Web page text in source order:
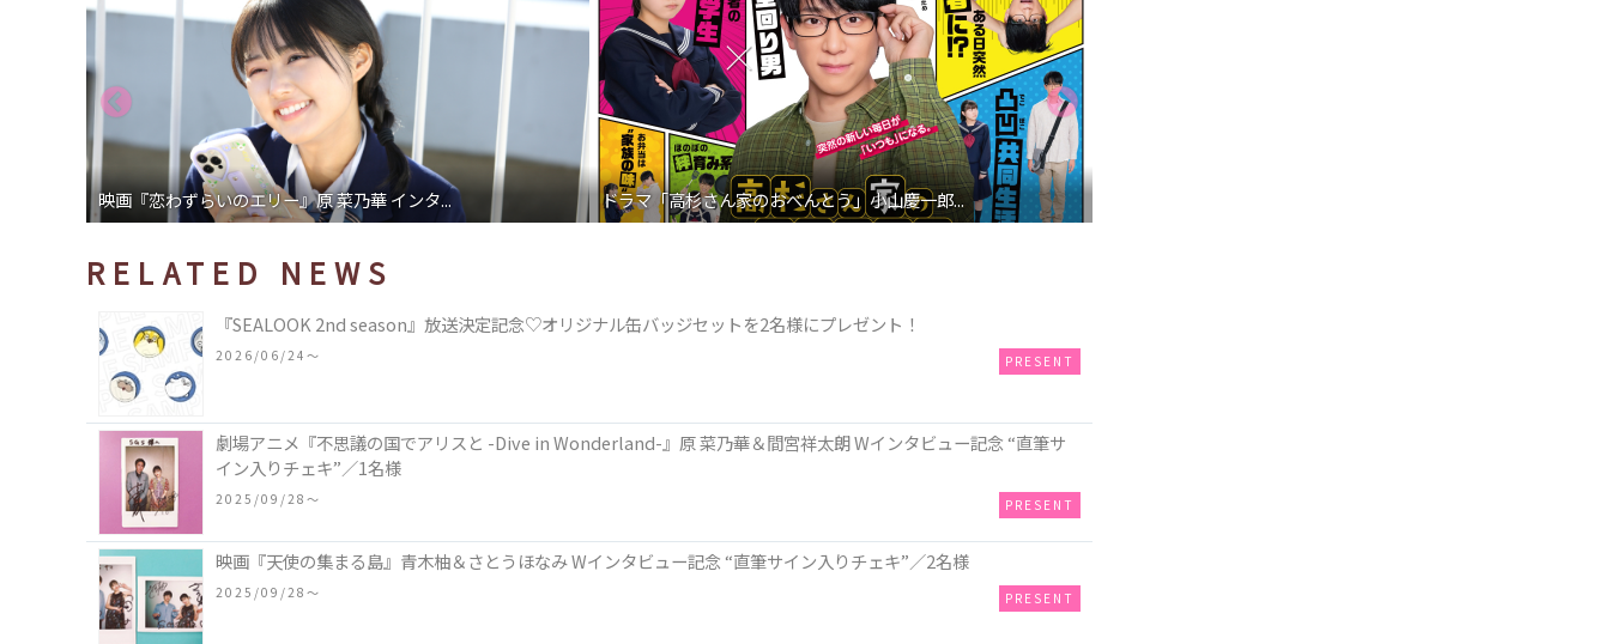
映画『恋わずらいのエリー』原 菜乃華 インタ... ドラマ「高杉さん家のおべんとう」小山慶一郎...
RELATED NEWS
『SEALOOK 2nd season』放送決定記念♡オリジナル缶バッジセットを2名様にプレゼント！
2026/06/24〜 PRESENT
劇場アニメ『不思議の国でアリスと -Dive in Wonderland-』原 菜乃華＆間宮祥太朗 Wインタビュー記念 “直筆サ
イン入りチェキ”／1名様
2025/09/28〜 PRESENT
映画『天使の集まる島』青木柚＆さとうほなみ Wインタビュー記念 “直筆サイン入りチェキ”／2名様
2025/09/28〜 PRESENT